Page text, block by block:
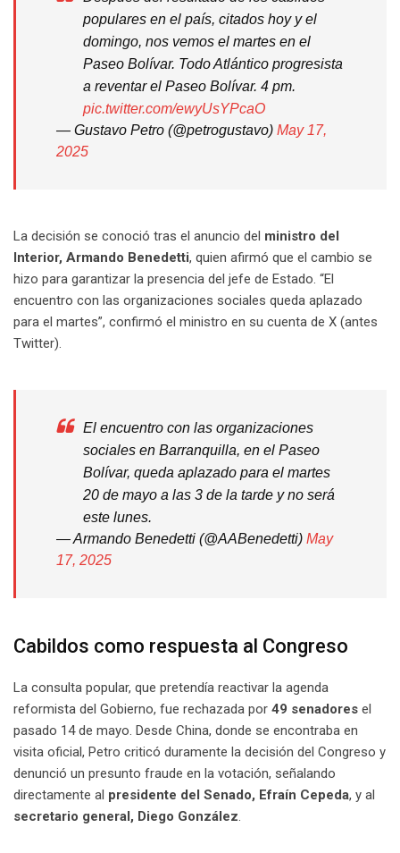
populares en el país, citados hoy y el
domingo, nos vemos el martes en el
Paseo Bolívar. Todo Atlántico progresista
a reventar el Paseo Bolívar. 4 pm.
pic.twitter.com/ewyUsYPcaO
— Gustavo Petro (@petrogustavo) May 17,
2025
La decisión se conoció tras el anuncio del ministro del
Interior, Armando Benedetti, quien afirmó que el cambio se
hizo para garantizar la presencia del jefe de Estado. “El
encuentro con las organizaciones sociales queda aplazado
para el martes”, confirmó el ministro en su cuenta de X (antes
Twitter).
El encuentro con las organizaciones
sociales en Barranquilla, en el Paseo
Bolívar, queda aplazado para el martes
20 de mayo a las 3 de la tarde y no será
este lunes.
— Armando Benedetti (@AABenedetti) May
17, 2025
Cabildos como respuesta al Congreso
La consulta popular, que pretendía reactivar la agenda
reformista del Gobierno, fue rechazada por 49 senadores el
pasado 14 de mayo. Desde China, donde se encontraba en
visita oficial, Petro criticó duramente la decisión del Congreso y
denunció un presunto fraude en la votación, señalando
directamente al presidente del Senado, Efraín Cepeda, y al
secretario general, Diego González.